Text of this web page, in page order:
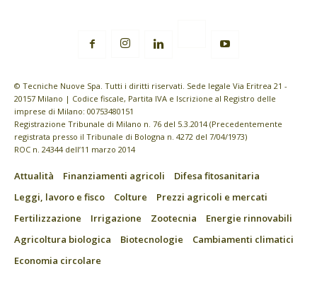
© Tecniche Nuove Spa. Tutti i diritti riservati. Sede legale Via Eritrea 21 -
20157 Milano | Codice fiscale, Partita IVA e Iscrizione al Registro delle
imprese di Milano: 00753480151
Registrazione Tribunale di Milano n. 76 del 5.3.2014 (Precedentemente
registrata presso il Tribunale di Bologna n. 4272 del 7/04/1973)
ROC n. 24344 dell’11 marzo 2014
Attualità Finanziamenti agricoli
Difesa fitosanitaria
Leggi, lavoro e fisco
Colture
Prezzi agricoli e mercati
Fertilizzazione
Irrigazione Zootecnia
Energie rinnovabili
Agricoltura biologica
Biotecnologie
Cambiamenti climatici
Economia circolare